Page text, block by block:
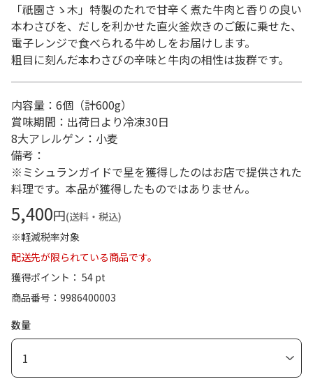
「祇園さゝ木」特製のたれで甘辛く煮た牛肉と香りの良い
本わさびを、だしを利かせた直火釜炊きのご飯に乗せた、
電子レンジで食べられる牛めしをお届けします。
粗目に刻んだ本わさびの辛味と牛肉の相性は抜群です。
内容量：6個（計600g）
賞味期間：出荷日より冷凍30日
8大アレルゲン：小麦
備考：
※ミシュランガイドで星を獲得したのはお店で提供された
料理です。本品が獲得したものではありません。
5,400円(送料・税込)
※軽減税率対象
配送先が限られている商品です。
獲得ポイント： 54 pt
商品番号
9986400003
数量
1